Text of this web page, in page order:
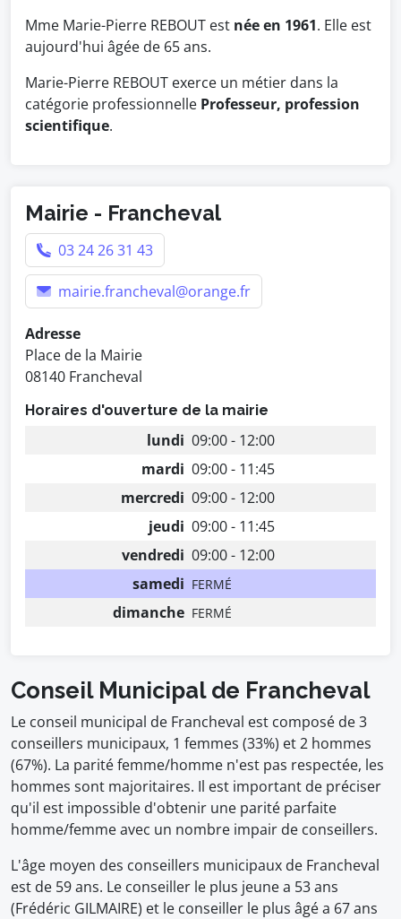
Mme Marie-Pierre REBOUT est née en 1961. Elle est
aujourd'hui âgée de 65 ans.
Marie-Pierre REBOUT exerce un métier dans la
catégorie professionnelle Professeur, profession
scientifique.
Mairie - Francheval
03 24 26 31 43
mairie.francheval@orange.fr
Adresse
Place de la Mairie
08140 Francheval
Horaires d'ouverture de la mairie
lundi 09:00 - 12:00
mardi 09:00 - 11:45
mercredi 09:00 - 12:00
jeudi 09:00 - 11:45
vendredi 09:00 - 12:00
samedi FERMÉ
dimanche FERMÉ
Conseil Municipal de Francheval
Le conseil municipal de Francheval est composé de 3
conseillers municipaux, 1 femmes (33%) et 2 hommes
(67%). La parité femme/homme n'est pas respectée, les
hommes sont majoritaires. Il est important de préciser
qu'il est impossible d'obtenir une parité parfaite
homme/femme avec un nombre impair de conseillers.
L'âge moyen des conseillers municipaux de Francheval
est de 59 ans. Le conseiller le plus jeune a 53 ans
(Frédéric GILMAIRE) et le conseiller le plus âgé a 67 ans